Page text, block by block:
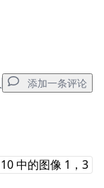
添加一条评论